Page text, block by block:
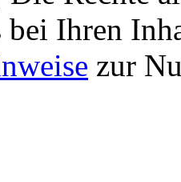
Ihren
zur